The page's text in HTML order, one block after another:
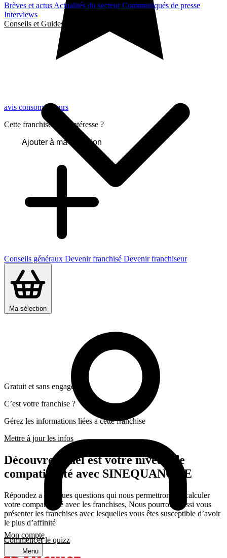
Brèves et actus Actualités du secteurCommuniqués de presse
Interviews
Conseils et Guides
Conseils généraux Devenir franchisé Devenir franchiseur
Ma sélection
Mon compte
Menu
avis consommateurs
Cette franchise vous intéresse ?
Ajouter à ma sélection
Gratuit et sans engagement
C’est votre franchise ?
Gérez les informations liées a cette franchise
Mettre à jour les infos
Découvrez quel est votre niveau de
compatibilité avec SINEQUANONE
Répondez a quelques questions qui nous permettrons de calculer
votre compatibilité avec les franchises, Nous pourrons aussi vous
présenter les franchises avec lesquelles vous êtes susceptible d’avoir
le plus d’affinité
Commencer le quizz